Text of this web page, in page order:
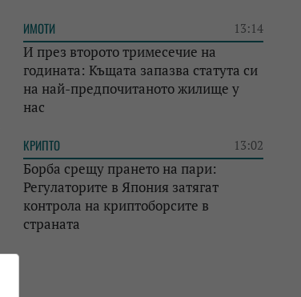
ИМОТИ 13:14
И през второто тримесечие на
годината: Къщата запазва статута си
на най-предпочитаното жилище у
нас
КРИПТО 13:02
Борба срещу прането на пари:
Регулаторите в Япония затягат
контрола на криптоборсите в
страната